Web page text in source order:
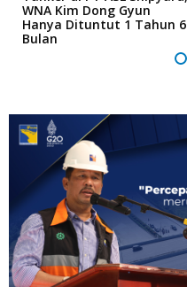
WNA Kim Dong Gyun
Hanya Dituntut 1 Tahun 6
Bulan